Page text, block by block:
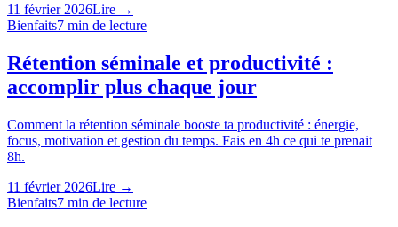
11 février 2026Lire →
Bienfaits7 min de lecture
Rétention séminale et productivité :
accomplir plus chaque jour
Comment la rétention séminale booste ta productivité : énergie,
focus, motivation et gestion du temps. Fais en 4h ce qui te prenait
8h.
11 février 2026Lire →
Bienfaits7 min de lecture